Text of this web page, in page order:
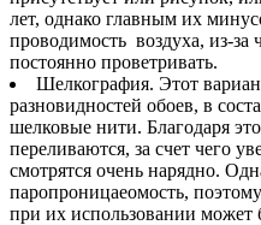
лет, однако главным их
проводимость воздуха, из-за
постоянно проветривать.
Шелкография. Этот
разновидностей обоев, в
шелковые нити. Благодаря
переливаются, за счет чего
смотрятся очень нарядно.
паропроницаеомость,
при их использовании